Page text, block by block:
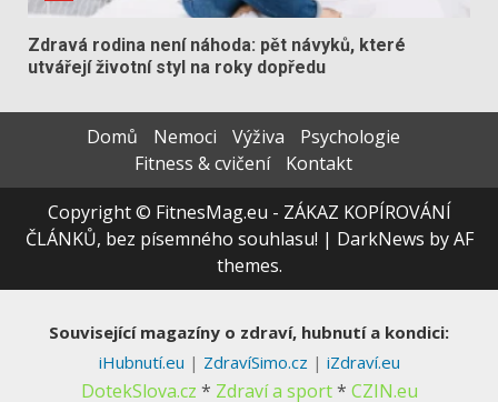
Zdravá rodina není náhoda: pět návyků, které
utvářejí životní styl na roky dopředu
Domů Nemoci Výživa
Psychologie
Fitness & cvičení
Kontakt
Copyright © FitnesMag.eu - ZÁKAZ KOPÍROVÁNÍ
ČLÁNKŮ, bez písemného souhlasu! | DarkNews by AF
themes.
Související magazíny o zdraví, hubnutí a kondici:
iHubnutí.eu | ZdravíSimo.cz | iZdraví.eu
DotekSlova.cz * Zdraví a sport* CZIN.eu